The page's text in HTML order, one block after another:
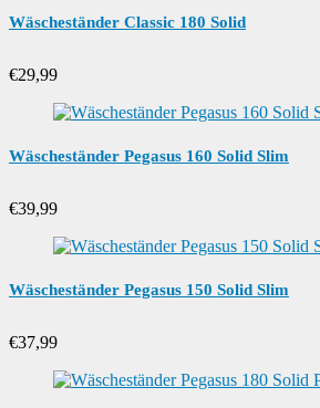
Wäscheständer Classic 180 Solid
€29,99
Wäscheständer Pegasus 160 Solid Slim
€39,99
Wäscheständer Pegasus 150 Solid Slim
€37,99